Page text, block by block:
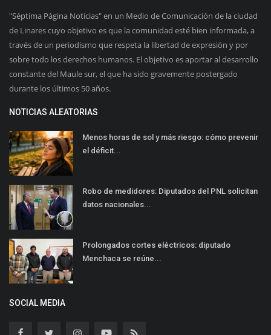
"Séptima Página Noticias" en un Medio de Comunicación de la ciudad
de Linares cuyo objetivo es que la comunidad esté bien informada, a
través de un periodismo que respeta la libertad de expresión y por
sobre todo los derechos humanos. El objetivo es aportar al desarrollo
constante del Maule sur, el que ha sido gravemente postergado
durante los últimos 50 años.
NOTICIAS ALEATORIAS
Menos horas de sol y más riesgo: cómo prevenir
el déficit...
Robo de medidores: Diputados del PNL solicitan
datos nacionales...
Prolongados cortes eléctricos: diputado
Menchaca se reúne...
SOCIAL MEDIA